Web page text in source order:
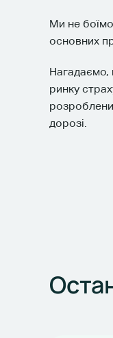
Ми не
основних
Нагадаємо,
ринку
дорозі.